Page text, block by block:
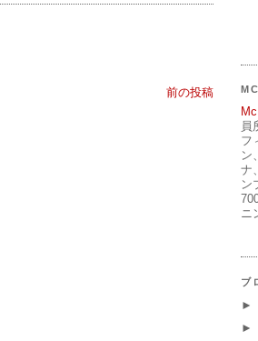
前の投稿
員
フ
ン
ナ
ン
ニ
ブ
►
►